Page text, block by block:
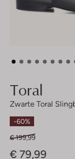
Toral
Zwarte Toral
-60%
€ 199,99
€ 79,99